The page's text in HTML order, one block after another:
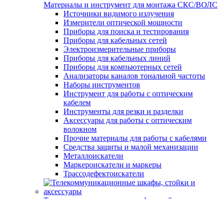
Материалы и инструмент для монтажа СКС/ВОЛС
Источники видимого излучения
Измерители оптической мощности
Приборы для поиска и тестирования
Приборы для кабельных сетей
Электроизмерительные приборы
Приборы для кабельных линий
Приборы для компьютерных сетей
Анализаторы каналов тональной частоты
Наборы инструментов
Инструмент для работы с оптическим
кабелем
Инструменты для резки и разделки
Аксессуары для работы с оптическим
волокном
Прочие материалы для работы с кабелями
Средства защиты и малой механизации
Металлоискатели
Маркероискатели и маркеры
Трассодефектоискатели